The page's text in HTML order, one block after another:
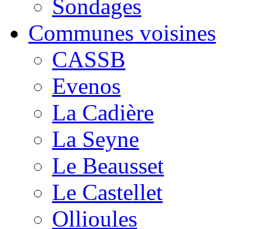
Sondages
Communes voisines
CASSB
Evenos
La Cadière
La Seyne
Le Beausset
Le Castellet
Ollioules